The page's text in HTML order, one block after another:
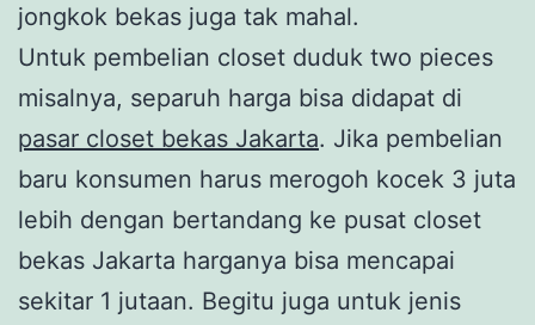
jongkok bekas juga tak mahal.
Untuk pembelian closet duduk two pieces
misalnya, separuh harga bisa didapat di
pasar closet bekas Jakarta. Jika pembelian
baru konsumen harus merogoh kocek 3 juta
lebih dengan bertandang ke pusat closet
bekas Jakarta harganya bisa mencapai
sekitar 1 jutaan. Begitu juga untuk jenis